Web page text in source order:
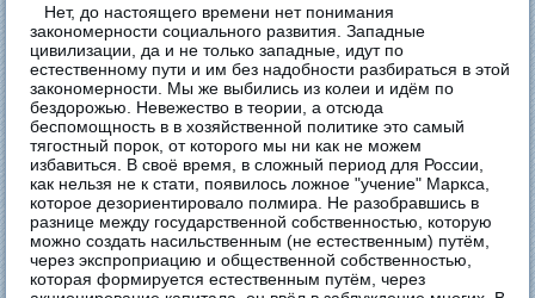
Нет, до настоящего времени нет понимания
закономерности социального развития. Западные
цивилизации, да и не только западные, идут по
естественному пути и им без надобности разбираться в этой
закономерности. Мы же выбились из колеи и идём по
бездорожью. Невежество в теории, а отсюда
беспомощность в в хозяйственной политике это самый
тягостный порок, от которого мы ни как не можем
избавиться. В своё время, в сложный период для России,
как нельзя не к стати, появилось ложное "учение" Маркса,
которое дезориентировало полмира. Не разобравшись в
разнице между государственной собственностью, которую
можно создать насильственным (не естественным) путём,
через экспроприацию и общественной собственностью,
которая формируется естественным путём, через